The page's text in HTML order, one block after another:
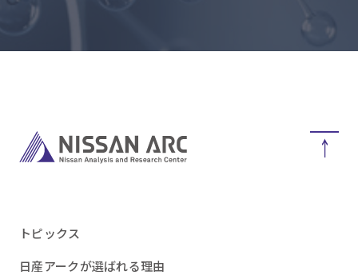
トピックス
日産アークが選ばれる理由